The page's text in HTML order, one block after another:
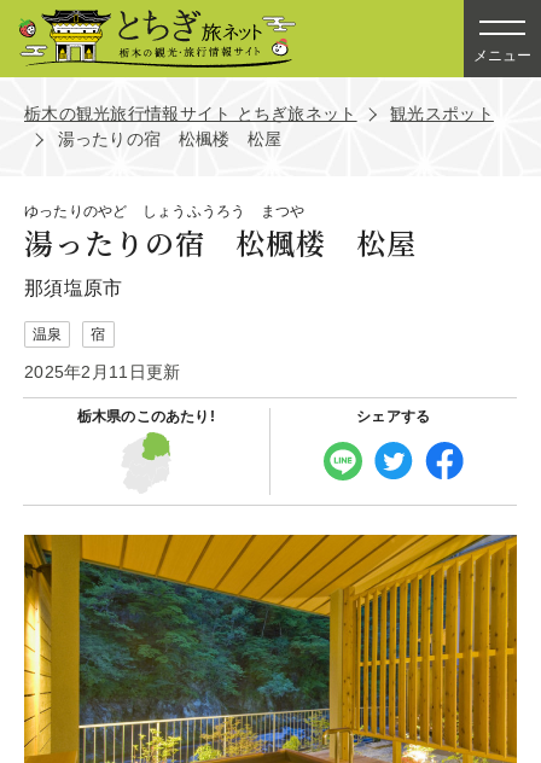
メニュー
栃木の観光旅行情報サイト とちぎ旅ネット
観光スポット
湯ったりの宿 松楓楼 松屋
ゆったりのやど しょうふうろう まつや
湯ったりの宿 松楓楼 松屋
那須塩原市
温泉 宿
2025年2月11日更新
栃木県のこのあたり! シェアする